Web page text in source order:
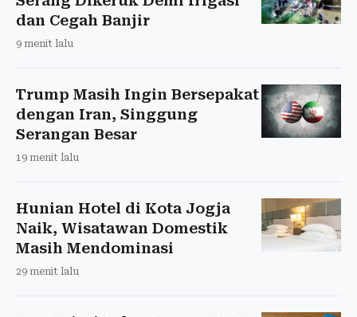
dan Cegah Banjir
9 menit lalu
Trump Masih Ingin Bersepakat
dengan Iran, Singgung
Serangan Besar
19 menit lalu
Hunian Hotel di Kota Jogja
Naik, Wisatawan Domestik
Masih Mendominasi
29 menit lalu